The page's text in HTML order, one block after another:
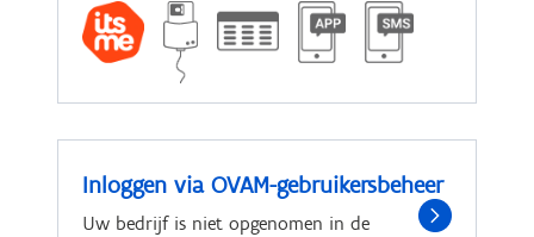
Inloggen via OVAM-gebruikersbeheer
Uw bedrijf is niet opgenomen in de